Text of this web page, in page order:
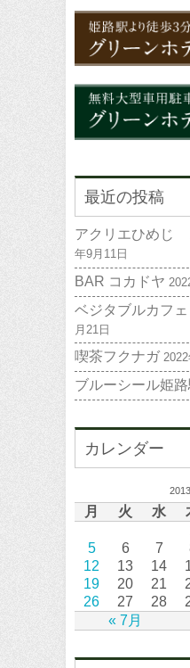
最近の投稿
アクリエひめじ
年9月11日
BAR コカドヤ
ベジタブルカフ
月21日
喫茶フクナガ
ブルーシール姫
カレンダー
月 火 水
« 7月
5
6 7
12
13 14
19
20 21
26
27 28